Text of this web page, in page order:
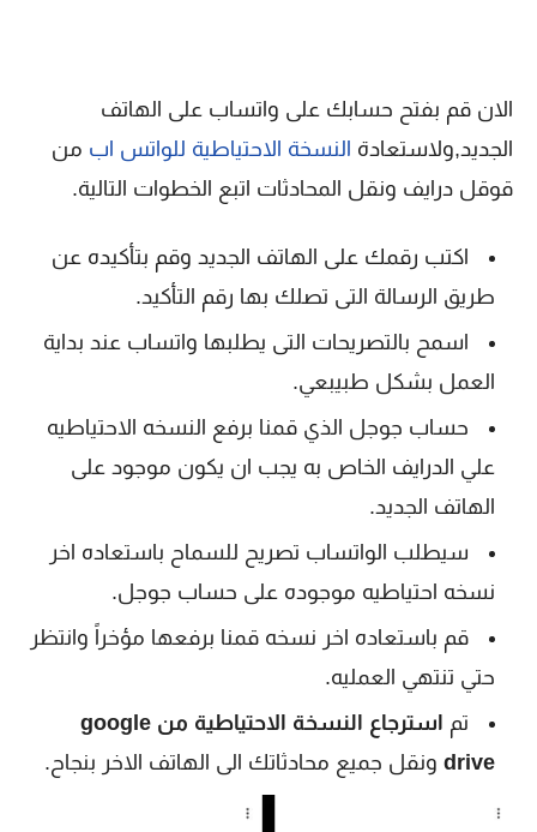
الان قم بفتح حسابك على واتساب على الهاتف
الجديد,ولاستعادة النسخة الاحتياطية للواتس اب من
قوقل درايف ونقل المحادثات اتبع الخطوات التالية.
اكتب رقمك على الهاتف الجديد وقم بتأكيده عن
طريق الرسالة التى تصلك بها رقم التأكيد.
اسمح بالتصريحات التى يطلبها واتساب عند بداية
العمل بشكل طبيبعي.
حساب جوجل الذي قمنا برفع النسخه الاحتياطيه
علي الدرايف الخاص به يجب ان يكون موجود على
الهاتف الجديد.
سيطلب الواتساب تصريح للسماح باستعاده اخر
نسخه احتياطيه موجوده على حساب جوجل.
قم باستعاده اخر نسخه قمنا برفعها مؤخراً وانتظر
حتي تنتهي العمليه.
تم
استرجاع النسخة الاحتياطية من google
drive ونقل جميع محادثاتك الى الهاتف الاخر بنجاح.